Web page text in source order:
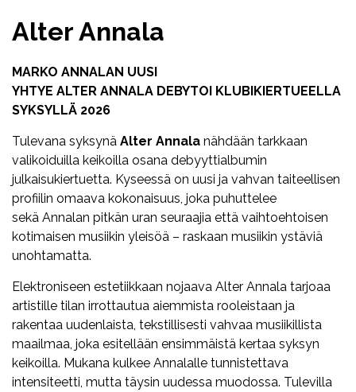
Alter Annala
MARKO ANNALAN UUSI
YHTYE ALTER ANNALA DEBYTOI KLUBIKIERTUEELLA
SYKSYLLÄ 2026
Tulevana syksynä Alter Annala nähdään tarkkaan
valikoiduilla keikoilla osana debyyttialbumin
julkaisukiertuetta. Kyseessä on uusi ja vahvan taiteellisen
profiilin omaava kokonaisuus, joka puhuttelee
sekä Annalan pitkän uran seuraajia että vaihtoehtoisen
kotimaisen musiikin yleisöä – raskaan musiikin ystäviä
unohtamatta.
Elektroniseen estetiikkaan nojaava Alter Annala tarjoaa
artistille tilan irrottautua aiemmista rooleistaan ja
rakentaa uudenlaista, tekstillisesti vahvaa musiikillista
maailmaa, joka esitellään ensimmäistä kertaa syksyn
keikoilla. Mukana kulkee Annalalle tunnistettava
intensiteetti, mutta täysin uudessa muodossa. Tulevilla